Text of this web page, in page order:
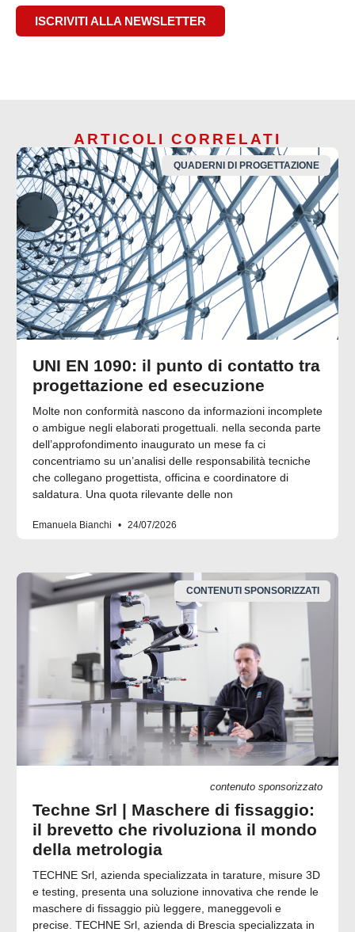
ISCRIVITI ALLA NEWSLETTER
ARTICOLI CORRELATI
QUADERNI DI PROGETTAZIONE
UNI EN 1090: il punto di contatto tra
progettazione ed esecuzione
Molte non conformità nascono da informazioni incomplete
o ambigue negli elaborati progettuali. nella seconda parte
dell’approfondimento inaugurato un mese fa ci
concentriamo su un’analisi delle responsabilità tecniche
che collegano progettista, officina e coordinatore di
saldatura. Una quota rilevante delle non
Emanuela Bianchi 24/07/2026
CONTENUTI SPONSORIZZATI
contenuto sponsorizzato
Techne Srl | Maschere di fissaggio:
il brevetto che rivoluziona il mondo
della metrologia
TECHNE Srl, azienda specializzata in tarature, misure 3D
e testing, presenta una soluzione innovativa che rende le
maschere di fissaggio più leggere, maneggevoli e
precise. TECHNE Srl, azienda di Brescia specializzata in